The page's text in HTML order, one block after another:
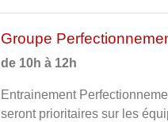
Groupe
de 10h à 12h
Entrainement
seront prioritaires sur les